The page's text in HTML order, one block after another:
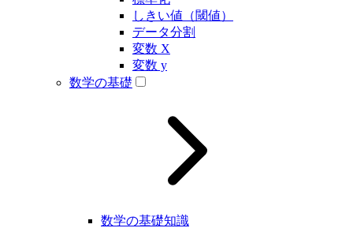
しきい値（閾値）
データ分割
変数 X
変数 y
数学の基礎
数学の基礎知識